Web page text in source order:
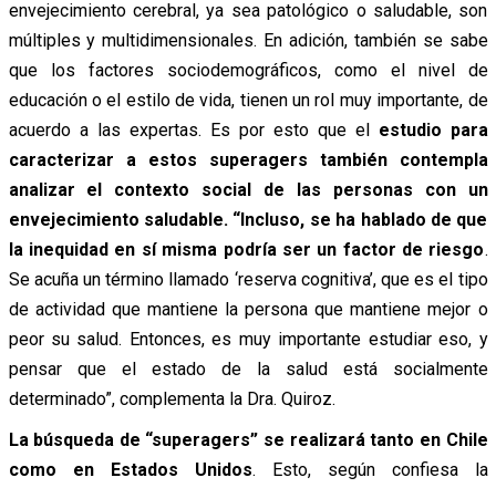
envejecimiento cerebral, ya sea patológico o saludable, son
múltiples y multidimensionales. En adición, también se sabe
que los factores sociodemográficos, como el nivel de
educación o el estilo de vida, tienen un rol muy importante, de
acuerdo a las expertas. Es por esto que el estudio para
caracterizar a estos superagers también contempla
analizar el contexto social de las personas con un
envejecimiento saludable. “Incluso, se ha hablado de que
la inequidad en sí misma podría ser un factor de riesgo.
Se acuña un término llamado ‘reserva cognitiva’, que es el tipo
de actividad que mantiene la persona que mantiene mejor o
peor su salud. Entonces, es muy importante estudiar eso, y
pensar que el estado de la salud está socialmente
determinado”, complementa la Dra. Quiroz.
La búsqueda de “superagers” se realizará tanto en Chile
como en Estados Unidos. Esto, según confiesa la